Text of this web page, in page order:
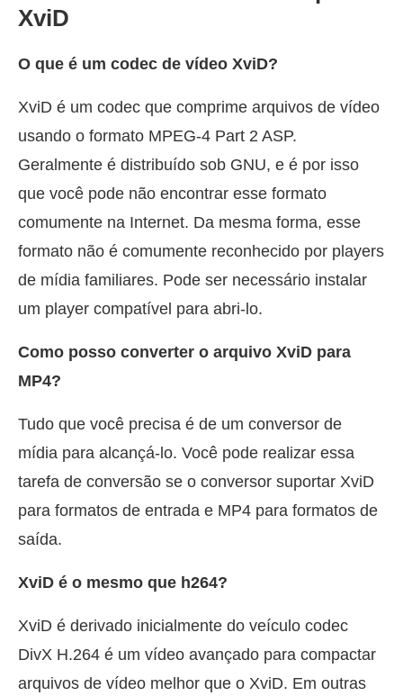
XviD
O que é um codec de vídeo XviD?
XviD é um codec que comprime arquivos de vídeo
usando o formato MPEG-4 Part 2 ASP.
Geralmente é distribuído sob GNU, e é por isso
que você pode não encontrar esse formato
comumente na Internet. Da mesma forma, esse
formato não é comumente reconhecido por players
de mídia familiares. Pode ser necessário instalar
um player compatível para abri-lo.
Como posso converter o arquivo XviD para
MP4?
Tudo que você precisa é de um conversor de
mídia para alcançá-lo. Você pode realizar essa
tarefa de conversão se o conversor suportar XviD
para formatos de entrada e MP4 para formatos de
saída.
XviD é o mesmo que h264?
XviD é derivado inicialmente do veículo codec
DivX H.264 é um vídeo avançado para compactar
arquivos de vídeo melhor que o XviD. Em outras